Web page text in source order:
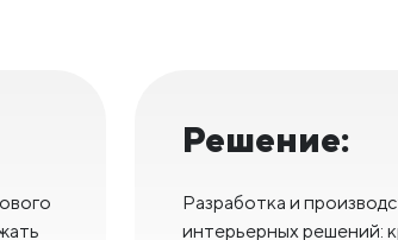
Решение:
Разработка и
интерьерных решений: